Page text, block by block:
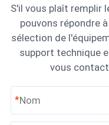
S'il vous plaît remplir
pouvons répondre
sélection de
support technique
vous
*